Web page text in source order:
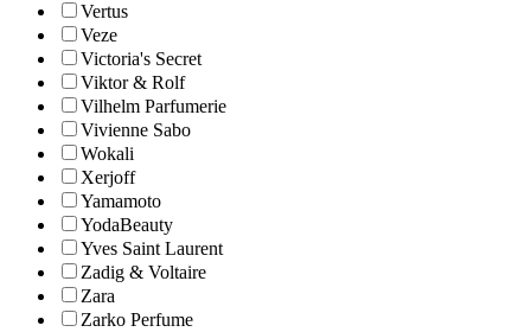
Vertus
Veze
Victoria's Secret
Viktor & Rolf
Vilhelm Parfumerie
Vivienne Sabo
Wokali
Xerjoff
Yamamoto
YodaBeauty
Yves Saint Laurent
Zadig & Voltaire
Zara
Zarko Perfume